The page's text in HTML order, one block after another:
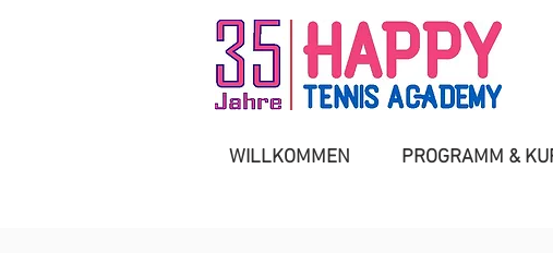
WILLKOMMEN PROGRAMM &